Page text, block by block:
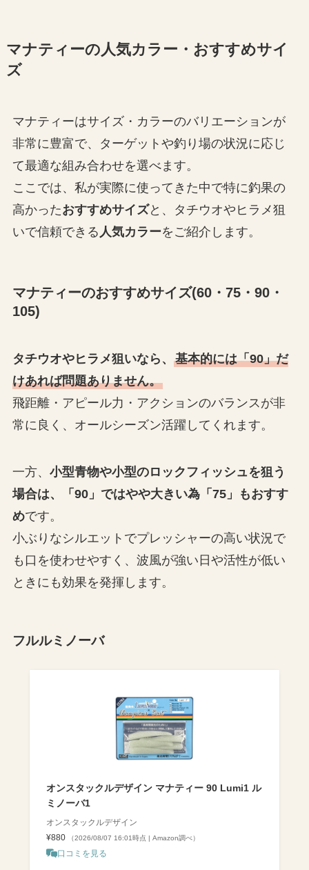
マナティーの人気カラー・おすすめサイ
ズ
マナティーはサイズ・カラーのバリエーションが
非常に豊富で、ターゲットや釣り場の状況に応じ
て最適な組み合わせを選べます。
ここでは、私が実際に使ってきた中で特に釣果の
高かったおすすめサイズと、タチウオやヒラメ狙
いで信頼できる 人気カラーをご紹介します。
マナティーのおすすめサイズ(60・75・90・
105)
タチウオやヒラメ狙いなら、 基本的には「90」だ
けあれば問題ありません。
飛距離・アピール力・アクションのバランスが非
常に良く、オールシーズン活躍してくれます。
一方、 小型青物や小型のロックフィッシュを狙う
場合は、「90」ではやや大きい為「75」もおすす
めです。
小ぶりなシルエットでプレッシャーの高い状況で
も口を使わせやすく、波風が強い日や活性が低い
ときにも効果を発揮します。
フルルミノーバ
オンスタックルデザイン マナティー 90 Lumi1 ル
ミノーバ1
オンスタックルデザイン
¥880
（2026/08/07 16:01時点 | Amazon調べ）
口コミを見る